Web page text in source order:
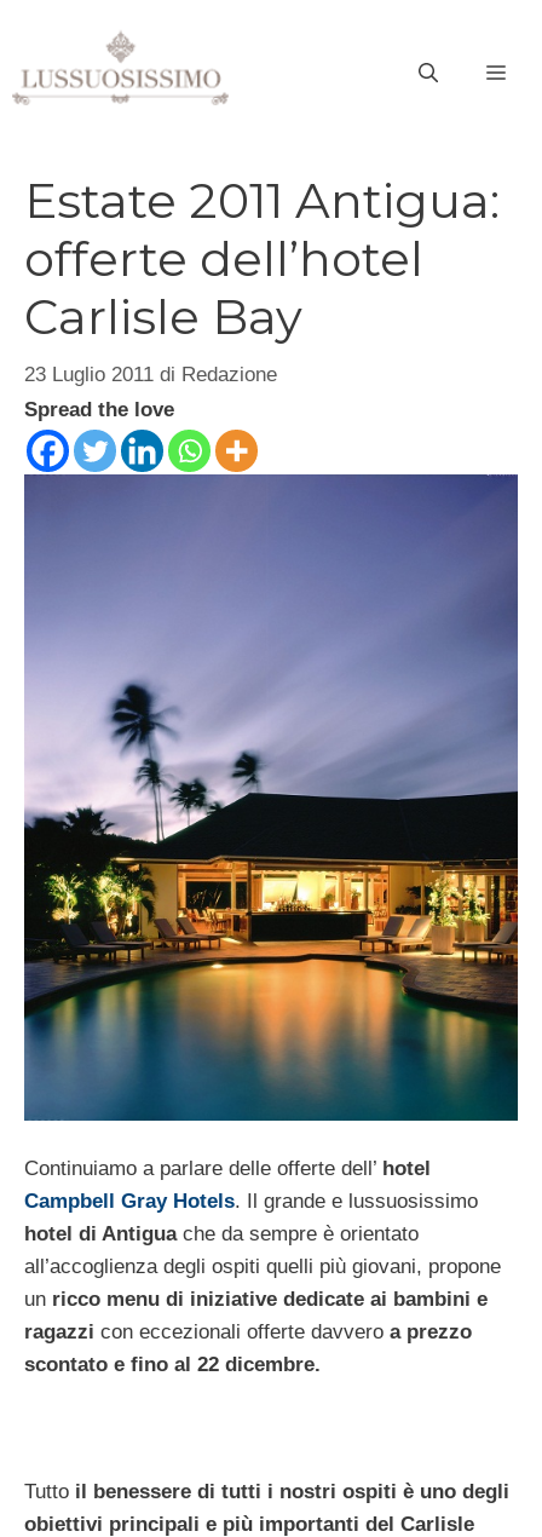
contenuto
Estate 2011 Antigua:
offerte dell’hotel
Carlisle Bay
23 Luglio 2011 di Redazione
Spread the love
Continuiamo a parlare delle offerte dell’ hotel
Campbell Gray Hotels. Il grande e lussuosissimo
hotel di Antiguache da sempre è orientato
all’accoglienza degli ospiti quelli più giovani, propone
un ricco menu di iniziative dedicate ai bambini e
ragazzi con eccezionali offerte davvero a prezzo
scontato e fino al 22 dicembre.
Tutto il benessere di tutti i nostri ospiti è uno degli
obiettivi principali e più importanti del Carlisle